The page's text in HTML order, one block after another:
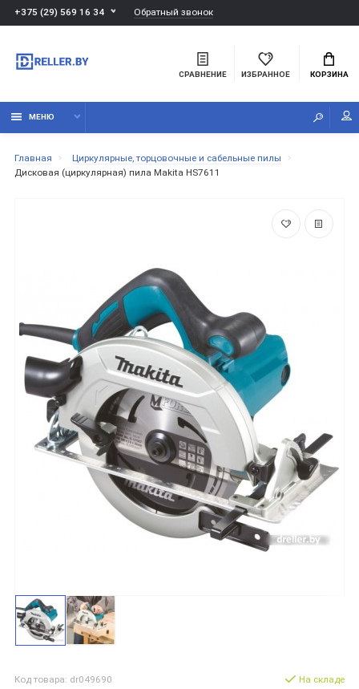
+375 (29) 569 16 34 Обратный звонок
СРАВНЕНИЕ ИЗБРАННОЕ КОРЗИНА
МЕНЮ
Главная
Циркулярные, торцовочные и сабельные пилы
Дисковая (циркулярная) пила Makita HS7611
Код товара: dr049690 На складе